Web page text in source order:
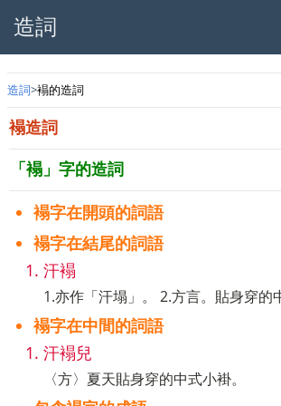
造詞
造詞 褟的造詞
褟造詞
「褟」字的造詞
褟字在開頭的詞語
褟字在結尾的詞語
汗褟
1.亦作「汗塌」。 2.方言。貼身穿的
褟字在中間的詞語
汗褟兒
〈方〉夏天貼身穿的中式小褂。